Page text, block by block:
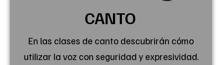
CANTO
En las clases de canto descubrirán cómo
utilizar la voz con seguridad y expresividad.